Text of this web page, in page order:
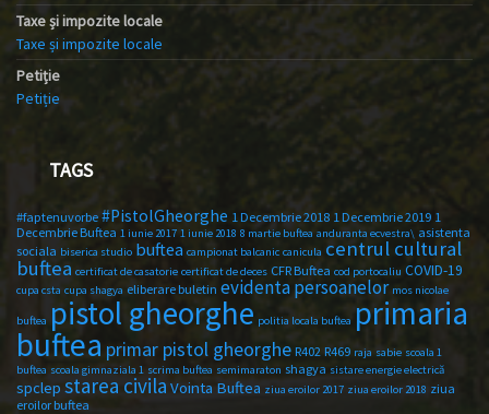
Taxe și impozite locale
Taxe și impozite locale
Petiție
Petiție
TAGS
#faptenuvorbe #PistolGheorghe 1 Decembrie 2018 1 Decembrie 2019 1
Decembrie Buftea 1 iunie 2017 1 iunie 2018 8 martie buftea anduranta ecvestra\ asistenta
sociala biserica studio buftea campionat balcanic canicula centrul cultural
buftea certificat de casatorie certificat de deces CFR Buftea cod portocaliu COVID-19
cupa csta cupa shagya eliberare buletin evidenta persoanelor mos nicolae
buftea pistol gheorghe politia locala buftea primaria
buftea primar pistol gheorghe R402 R469 raja sabie scoala 1
buftea scoala gimnaziala 1 scrima buftea semimaraton shagya sistare energie electrică
spclep starea civila Vointa Buftea ziua eroilor 2017 ziua eroilor 2018 ziua
eroilor buftea